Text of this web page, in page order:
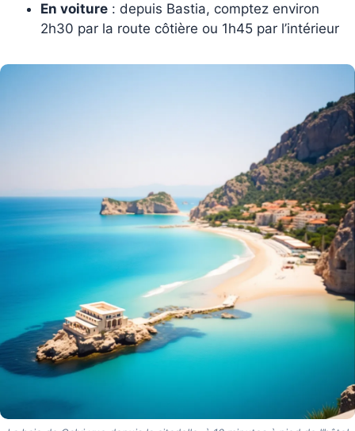
En voiture : depuis Bastia, comptez environ
2h30 par la route côtière ou 1h45 par l’intérieur